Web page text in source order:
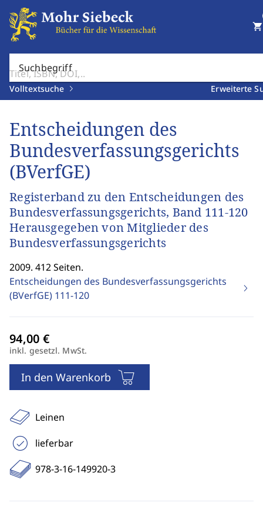
Suchbegriff
Volltextsuche Erweiterte
shopping_cart
Entscheidungen des
Bundesverfassungsgerichts
(BVerfGE)
Registerband zu den Entscheidungen des
Bundesverfassungsgerichts, Band 111-120
Herausgegeben von Mitglieder des
Bundesverfassungsgerichts
2009. 412 Seiten.
Entscheidungen des Bundesverfassungsgerichts
(BVerfGE) 111-120
inkl. gesetzl. MwSt.
In den Warenkorb
Leinen
lieferbar
978-3-16-149920-3